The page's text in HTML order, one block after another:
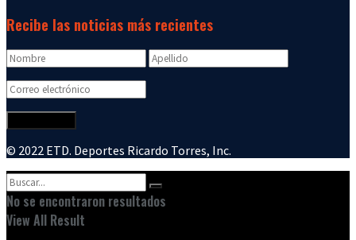
Recibe las noticias más recientes
© 2022 ETD. Deportes Ricardo Torres, Inc.
No se encontraron resultados
View All Result